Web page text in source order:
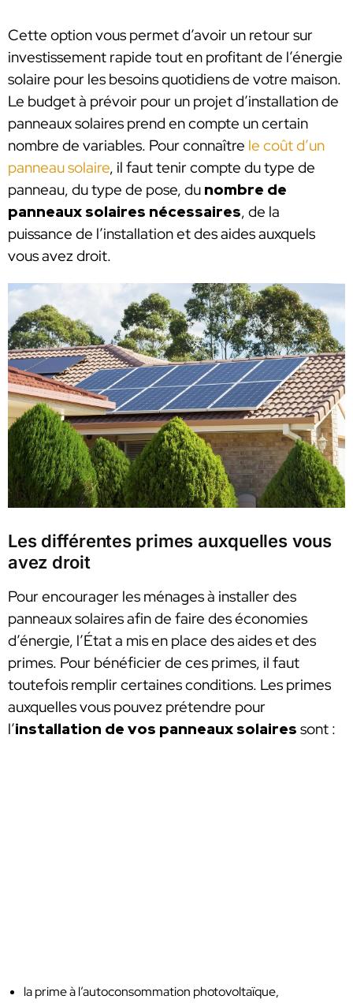
Cette option vous permet d’avoir un retour sur
investissement rapide tout en profitant de l’énergie
solaire pour les besoins quotidiens de votre maison.
Le budget à prévoir pour un projet d’installation de
panneaux solaires prend en compte un certain
nombre de variables. Pour connaître le coût d’un
panneau solaire, il faut tenir compte du type de
panneau, du type de pose, du nombre de
panneaux solaires nécessaires, de la
puissance de l’installation et des aides auxquels
vous avez droit.
Les différentes primes auxquelles vous
avez droit
Pour encourager les ménages à installer des
panneaux solaires afin de faire des économies
d’énergie, l’État a mis en place des aides et des
primes. Pour bénéficier de ces primes, il faut
toutefois remplir certaines conditions. Les primes
auxquelles vous pouvez prétendre pour
l’installation de vos panneaux solaires sont :
la prime à l’autoconsommation photovoltaïque,